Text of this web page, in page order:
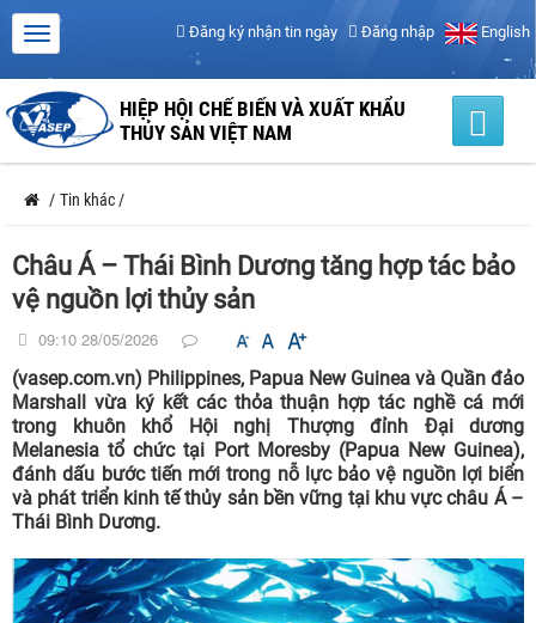
Đăng ký nhận tin ngày Đăng nhập English
HIỆP HỘI CHẾ BIẾN VÀ XUẤT KHẨU
THỦY SẢN VIỆT NAM
/ Tin khác /
Châu Á – Thái Bình Dương tăng hợp tác bảo
vệ nguồn lợi thủy sản
09:10 28/05/2026
(vasep.com.vn) Philippines, Papua New Guinea và Quần đảo
Marshall vừa ký kết các thỏa thuận hợp tác nghề cá mới
trong khuôn khổ Hội nghị Thượng đỉnh Đại dương
Melanesia tổ chức tại Port Moresby (Papua New Guinea),
đánh dấu bước tiến mới trong nỗ lực bảo vệ nguồn lợi biển
và phát triển kinh tế thủy sản bền vững tại khu vực châu Á –
Thái Bình Dương.